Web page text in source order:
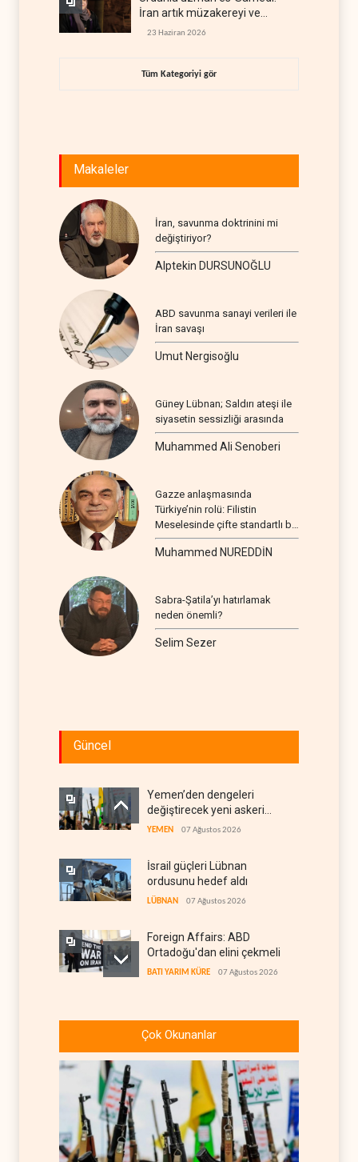
İran artık müzakereyi ve
çatışmayı aynı anda yürütüyor
23 Haziran 2026
Tüm Kategoriyi gör
Makaleler
İran, savunma doktrinini mi
değiştiriyor?
Alptekin DURSUNOĞLU
ABD savunma sanayi verileri ile
İran savaşı
Umut Nergisoğlu
Güney Lübnan; Saldırı ateşi ile
siyasetin sessizliği arasında
Muhammed Ali Senoberi
Gazze anlaşmasında
Türkiye’nin rolü: Filistin
Meselesinde çifte standartlı bir
seyir
Muhammed NUREDDİN
Sabra-Şatila’yı hatırlamak
neden önemli?
Selim Sezer
Güncel
Yemen’den dengeleri
değiştirecek yeni askeri
denklem
YEMEN 07 Ağustos 2026
İsrail güçleri Lübnan
ordusunu hedef aldı
LÜBNAN 07 Ağustos 2026
Foreign Affairs: ABD
Ortadoğu'dan elini çekmeli
BATI YARIM KÜRE 07 Ağustos 2026
Pakistan ortak savunma
anlaşması imzaladı
ABD, Suudi Arabistan'dan
petrol ithalatını 40 yıl sonra
ilk kez durdurdu
BATI YARIM KÜRE 07 Ağustos 2026
Galibaf, Trump'ın tehdit ve
Çok Okunanlar